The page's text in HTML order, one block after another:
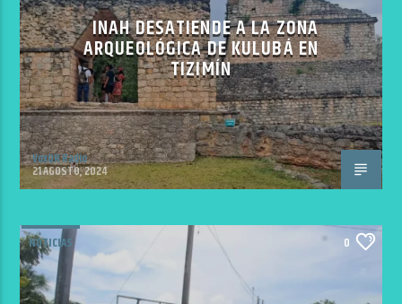
INAH DESATIENDE A LA ZONA
ARQUEOLÓGICA DE KULUBÁ EN
TIZIMÍN
VoxQR Radio
21 AGOSTO, 2024
NOTICIAS 0